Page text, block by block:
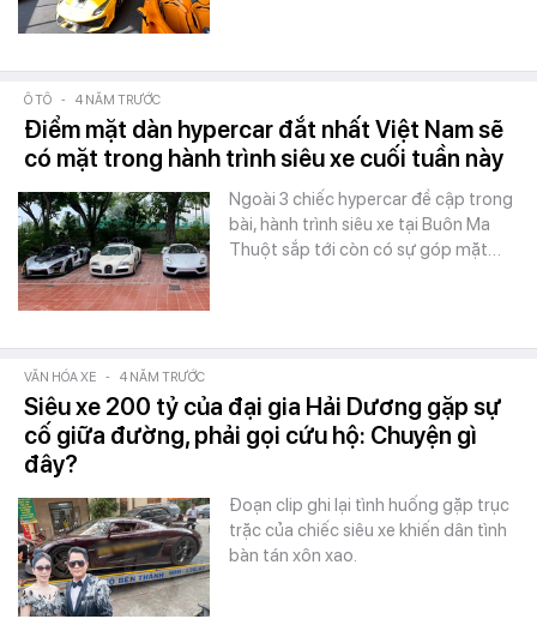
Ô TÔ - 4 NĂM TRƯỚC
Điểm mặt dàn hypercar đắt nhất Việt Nam sẽ
có mặt trong hành trình siêu xe cuối tuần này
Ngoài 3 chiếc hypercar đề cập trong
bài, hành trình siêu xe tại Buôn Ma
Thuột sắp tới còn có sự góp mặt…
VĂN HÓA XE - 4 NĂM TRƯỚC
Siêu xe 200 tỷ của đại gia Hải Dương gặp sự
cố giữa đường, phải gọi cứu hộ: Chuyện gì
đây?
Đoạn clip ghi lại tình huống gặp trục
trặc của chiếc siêu xe khiến dân tình
bàn tán xôn xao.